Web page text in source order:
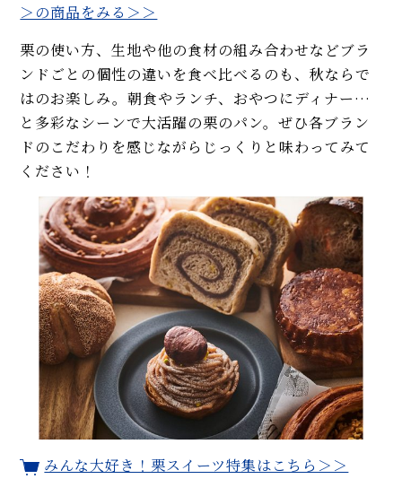
＞の商品をみる＞＞
栗の使い方、生地や他の食材の組み合わせなどブラ
ンドごとの個性の違いを食べ比べるのも、秋ならで
はのお楽しみ。朝食やランチ、おやつにディナー…
と多彩なシーンで大活躍の栗のパン。ぜひ各ブラン
ドのこだわりを感じながらじっくりと味わってみて
ください！
みんな大好き！栗スイーツ特集はこちら＞＞